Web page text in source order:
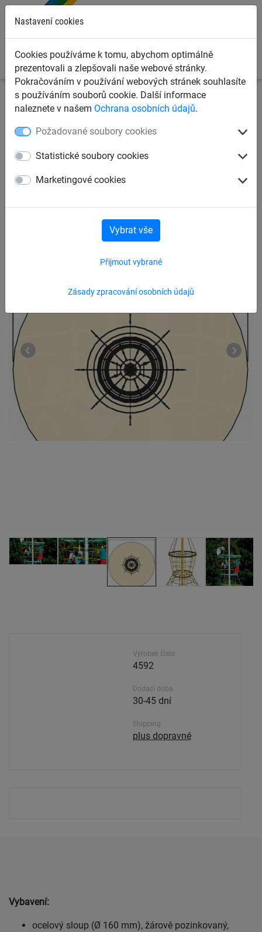
Nastavení cookies
Cookies používáme k tomu, abychom optimálně
prezentovali a zlepšovali naše webové stránky.
Pokračováním v používání webových stránek souhlasíte
s používáním souborů cookie. Další informace
naleznete v našem Ochrana osobních údajů.
Požadované soubory cookies
Statistické soubory cookies
Marketingové cookies
Zásady zpracování osobních údajů
Přijmout vybrané
Vybrat vše
Dětská lanová hřiště Lanové hrací prvky dle věku
Přesýpací hodiny „Attighof“
Výrobek číslo
4592
Dodací doba.
30-45 dní
Shipping
plus dopravné
Vybavení:
ocelový sloup (Ø 160 mm), žárově pozinkovaný,